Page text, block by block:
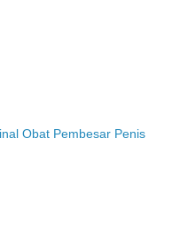
Obat Pembesar Penis